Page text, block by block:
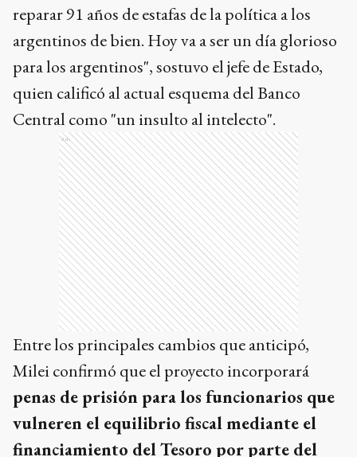
reparar 91 años de estafas de la política a los
argentinos de bien. Hoy va a ser un día glorioso
para los argentinos", sostuvo el jefe de Estado,
quien calificó al actual esquema del Banco
Central como "un insulto al intelecto".
Ads
Entre los principales cambios que anticipó,
Milei confirmó que el proyecto incorporará
penas de prisión para los funcionarios que
vulneren el equilibrio fiscal mediante el
financiamiento del Tesoro por parte del